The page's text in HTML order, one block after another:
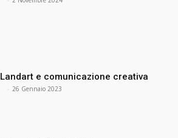
Landart e comunicazione creativa
- 26 Gennaio 2023